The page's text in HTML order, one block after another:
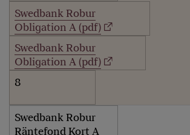
Swedbank Robur
Obligation A (pdf)
Swedbank Robur
Obligation A (pdf)
8
Swedbank Robur
Räntefond Kort A